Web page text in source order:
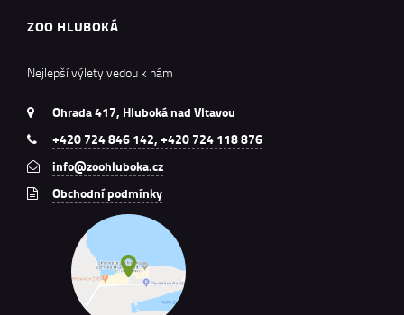
ZOO HLUBOKÁ
Nejlepší výlety vedou k nám
Ohrada 417, Hluboká nad Vltavou
+420 724 846 142, +420 724 118 876
info@zoohluboka.cz
Obchodní podmínky